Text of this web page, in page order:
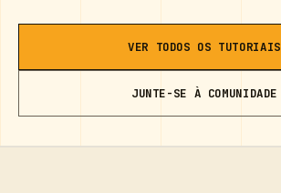
VER TODOS OS TUTORIAIS
JUNTE-SE À COMUNIDADE